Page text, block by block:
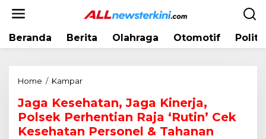
Beranda Berita Olahraga Otomotif
Home / Kampar
g
a
K
Jaga Kesehatan, Jaga Kinerja,
Polsek Perhentian Raja ‘Rutin’ Cek
Kesehatan Personel & Tahanan